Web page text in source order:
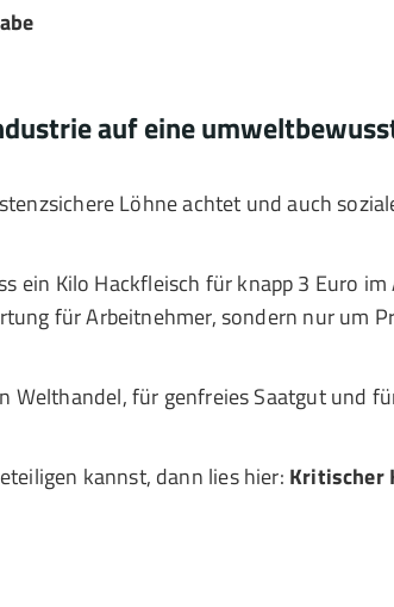
auf eine
Löhne achtet und auch
ein Kilo Hackfleisch für knapp 3 Euro im
für Arbeitnehmer, sondern nur um
Welthandel, für genfreies Saatgut und
kannst, dann lies hier: Kritischer